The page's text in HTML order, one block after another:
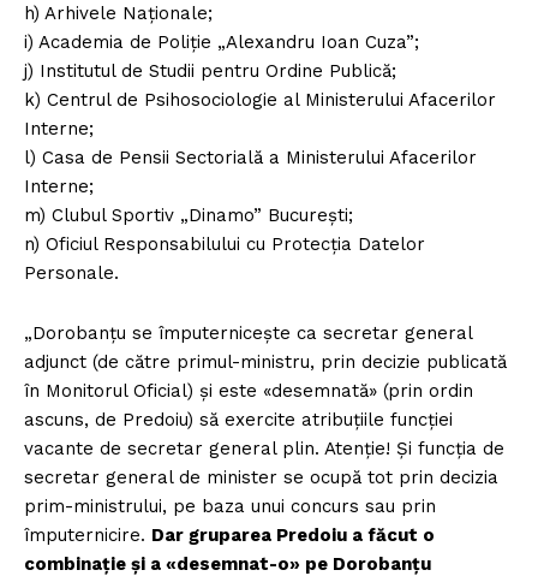
h) Arhivele Naționale;
i) Academia de Poliție „Alexandru Ioan Cuza”;
j) Institutul de Studii pentru Ordine Publică;
k) Centrul de Psihosociologie al Ministerului Afacerilor
Interne;
l) Casa de Pensii Sectorială a Ministerului Afacerilor
Interne;
m) Clubul Sportiv „Dinamo” București;
n) Oficiul Responsabilului cu Protecția Datelor
Personale.
„Dorobanțu se împuternicește ca secretar general
adjunct (de către primul-ministru, prin decizie publicată
în Monitorul Oficial) și este «desemnată» (prin ordin
ascuns, de Predoiu) să exercite atribuțiile funcției
vacante de secretar general plin. Atenție! Și funcția de
secretar general de minister se ocupă tot prin decizia
prim-ministrului, pe baza unui concurs sau prin
împuternicire. Dar gruparea Predoiu a făcut o
combinație și a «desemnat-o» pe Dorobanțu